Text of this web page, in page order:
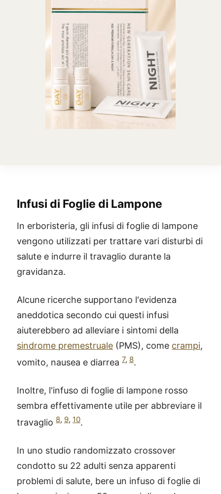
Infusi di Foglie di Lampone
In erboristeria, gli infusi di foglie di lampone
vengono utilizzati per trattare vari disturbi di
salute e indurre il travaglio durante la
gravidanza.
Alcune ricerche supportano l'evidenza
aneddotica secondo cui questi infusi
aiuterebbero ad alleviare i sintomi della
sindrome premestruale (PMS), come crampi,
vomito, nausea e diarrea 7, 8.
Inoltre, l'infuso di foglie di lampone rosso
sembra effettivamente utile per abbreviare il
travaglio 8, 9, 10.
In uno studio randomizzato crossover
condotto su 22 adulti senza apparenti
problemi di salute, bere un infuso di foglie di